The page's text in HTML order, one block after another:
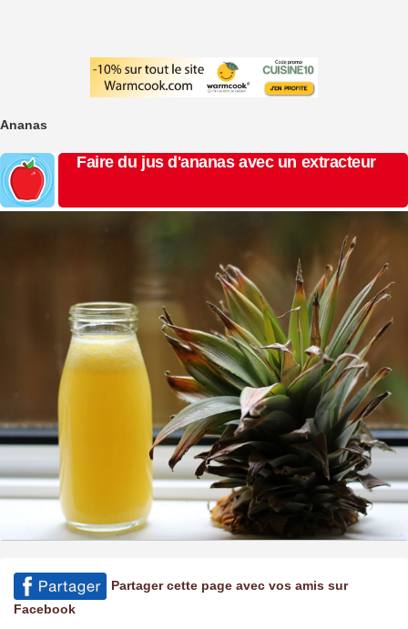
Ananas
Faire du jus d'ananas avec un extracteur
Partager cette page avec vos amis sur
Facebook